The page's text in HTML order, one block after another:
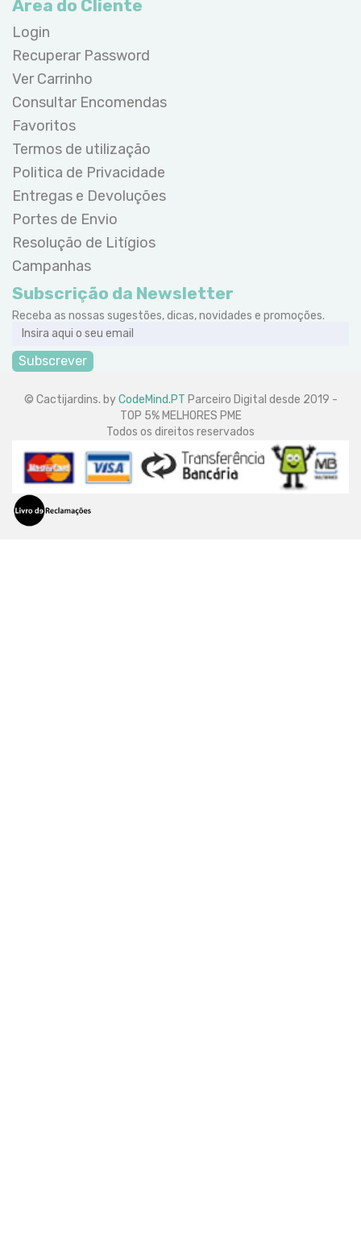
Área do Cliente
Login
Recuperar Password
Ver Carrinho
Consultar Encomendas
Favoritos
Termos de utilização
Politica de Privacidade
Entregas e Devoluções
Portes de Envio
Resolução de Litígios
Campanhas
Subscrição da Newsletter
Receba as nossas sugestões, dicas, novidades e promoções.
Subscrever
© Cactijardins. byCodeMind.PT Parceiro Digital desde 2019 -
TOP 5% MELHORES PME
Todos os direitos reservados